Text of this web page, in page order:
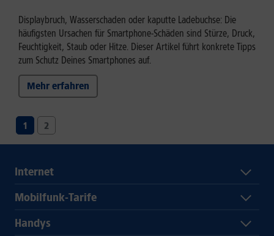
Displaybruch, Wasserschaden oder kaputte Ladebuchse: Die
häufigsten Ursachen für Smartphone-Schäden sind Stürze, Druck,
Feuchtigkeit, Staub oder Hitze. Dieser Artikel führt konkrete Tipps
zum Schutz Deines Smartphones auf.
Mehr erfahren
1 2
Internet
Mobilfunk-Tarife
Handys